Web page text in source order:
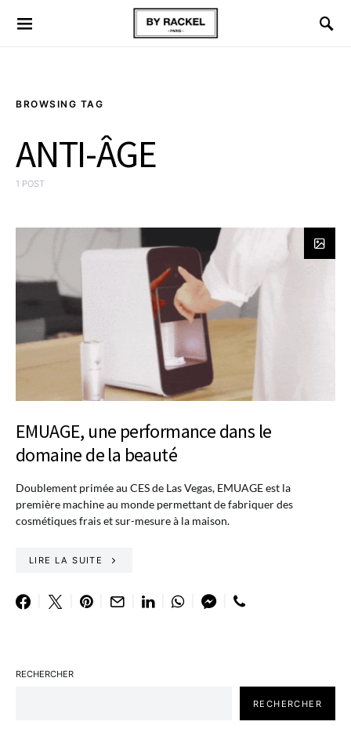
BROWSING TAG
ANTI-ÂGE
1 POST
EMUAGE, une performance dans le
domaine de la beauté
Doublement primée au CES de Las Vegas, EMUAGE est la
première machine au monde permettant de fabriquer des
cosmétiques frais et sur-mesure à la maison.
LIRE LA SUITE
RECHERCHER
RECHERCHER